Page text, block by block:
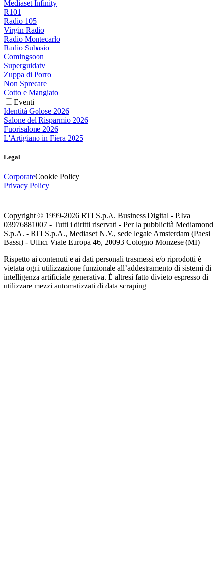
Mediaset Infinity
R101
Radio 105
Virgin Radio
Radio Montecarlo
Radio Subasio
Comingsoon
Superguidatv
Zuppa di Porro
Non Sprecare
Cotto e Mangiato
Eventi
Identità Golose 2026
Salone del Risparmio 2026
Fuorisalone 2026
L'Artigiano in Fiera 2025
Legal
CorporateCookie Policy
Privacy Policy
Copyright © 1999-2026 RTI S.p.A. Business Digital - P.Iva
03976881007 - Tutti i diritti riservati - Per la pubblicità Mediamond
S.p.A. - RTI S.p.A., Mediaset N.V., sede legale Amsterdam (Paesi
Bassi) - Uffici Viale Europa 46, 20093 Cologno Monzese (MI)
Rispetto ai contenuti e ai dati personali trasmessi e/o riprodotti è
vietata ogni utilizzazione funzionale all’addestramento di sistemi di
intelligenza artificiale generativa. È altresì fatto divieto espresso di
utilizzare mezzi automatizzati di data scraping.